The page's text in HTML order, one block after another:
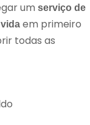
um serviço de
em primeiro
todas as